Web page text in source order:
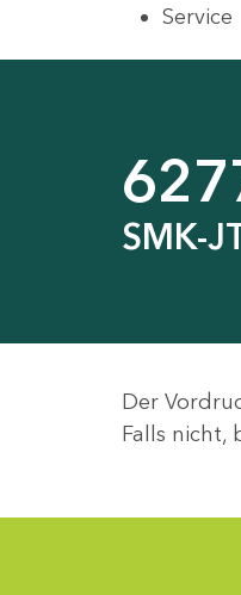
Service
SMK-
Der
Falls nicht,